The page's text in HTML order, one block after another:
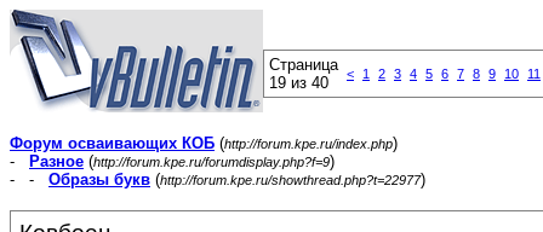
Страница
19 из 40
< 1 2 3 4 5 6 7 8 9 10 11
Форум осваивающих КОБ (http://forum.kpe.ru/index.php)
-
Разное (http://forum.kpe.ru/forumdisplay.php?f=9)
- - Образы букв (http://forum.kpe.ru/showthread.php?t=22977)